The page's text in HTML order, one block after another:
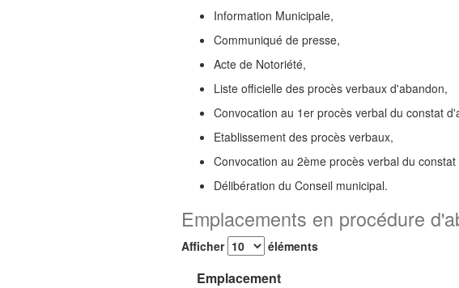
Information Municipale,
Communiqué de presse,
Acte de Notoriété,
Liste officielle des procès verbaux d'abandon,
Convocation au 1er procès verbal du constat
Etablissement des procès verbaux,
Convocation au 2ème procès verbal du
Délibération du Conseil municipal.
Emplacements en procédure
Afficher éléments
Emplacement